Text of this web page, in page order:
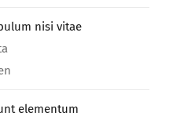
nisi vitae
elementum